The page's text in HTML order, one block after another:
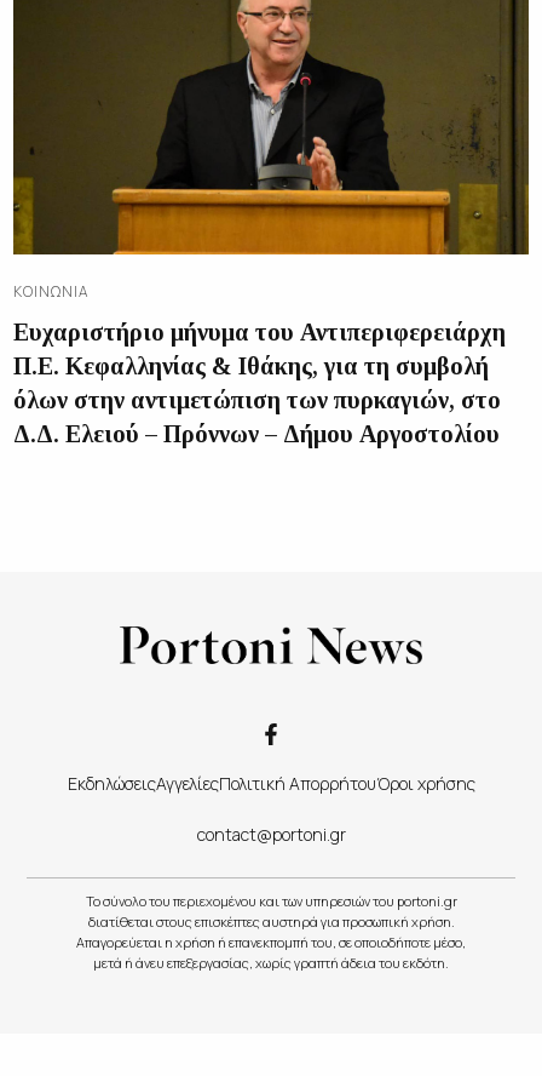
ΚΟΙΝΩΝΊΑ
Ευχαριστήριο μήνυμα του Αντιπεριφερειάρχη
Π.Ε. Κεφαλληνίας & Ιθάκης, για τη συμβολή
όλων στην αντιμετώπιση των πυρκαγιών, στο
Δ.Δ. Ελειού – Πρόννων – Δήμου Αργοστολίου
ΕκδηλώσειςΑγγελίεςΠολιτική ΑπορρήτουΌροι χρήσης
contact@portoni.gr
Το σύνολο του περιεχομένου και των υπηρεσιών του portoni.gr
διατίθεται στους επισκέπτες αυστηρά για προσωπική χρήση.
Απαγορεύεται η χρήση ή επανεκπομπή του, σε οποιοδήποτε μέσο,
μετά ή άνευ επεξεργασίας, χωρίς γραπτή άδεια του εκδότη.